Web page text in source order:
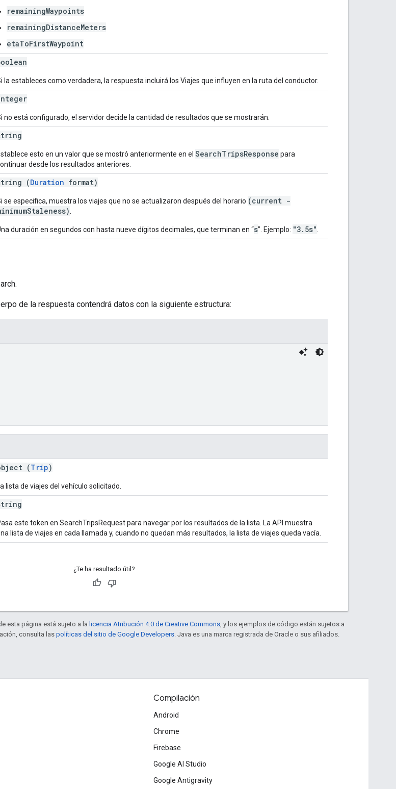
remainingWaypoints
remainingDistanceMeters
etaToFirstWaypoint
la estableces como verdadera, la respuesta incluirá los Viajes que influyen en la ruta del conductor.
no está configurado, el servidor decide la cantidad de resultados que se mostrarán.
esto en un valor que se mostró anteriormente en el SearchTripsResponse para
desde los resultados anteriores.
(Duration format)
se especifica, muestra los viajes que no se actualizaron después del horario (current -
duración en segundos con hasta nueve dígitos decimales, que terminan en “s”. Ejemplo: "3.5s"
de la respuesta contendrá datos con la siguiente estructura:
(Trip)
lista de viajes del vehículo solicitado.
este token en SearchTripsRequest para navegar por los resultados de la lista. La API muestra
lista de viajes en cada llamada y, cuando no quedan más resultados, la lista de viajes queda vacía.
¿Te ha resultado útil?
esta página está sujeto a la licencia Atribución 4.0 de Creative Commons , y los ejemplos de código están sujetos a
consulta las políticas del sitio de Google Developers . Java es una marca registrada de Oracle o sus afiliados.
Compilación
Android
Chrome
Firebase
Google AI Studio
Google Antigravity